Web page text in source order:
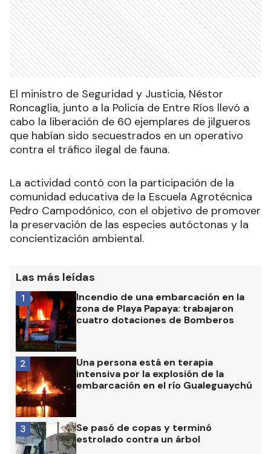
El ministro de Seguridad y Justicia, Néstor
Roncaglia, junto a la Policía de Entre Ríos llevó a
cabo la liberación de 60 ejemplares de jilgueros
que habían sido secuestrados en un operativo
contra el tráfico ilegal de fauna.
La actividad contó con la participación de la
comunidad educativa de la Escuela Agrotécnica
Pedro Campodónico, con el objetivo de promover
la preservación de las especies autóctonas y la
concientización ambiental.
Las más leídas
Incendio de una embarcación en la
zona de Playa Papaya: trabajaron
cuatro dotaciones de Bomberos
1
Una persona está en terapia
intensiva por la explosión de la
embarcación en el río Gualeguaychú
2
Se pasó de copas y terminó
estrolado contra un árbol
3